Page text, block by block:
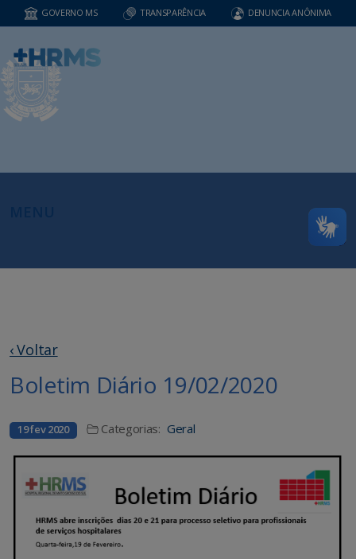
GOVERNO MS TRANSPARÊNCIA DENUNCIA ANÔNIMA
‹ Voltar
Boletim Diário 19/02/2020
19 fev 2020 Categorias: Geral